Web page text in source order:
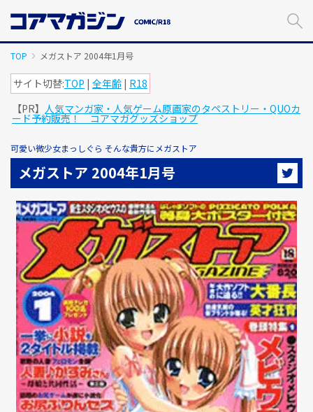
TOP メガストア 2004年1月号
サイト切替:TOP | 全年齢 | R18
【PR】 人気マンガ家・人気ゲーム原画家のタペストリー・QUOカ
ード予約販売！ コアマガグッズショップ
可愛い微少女まっしぐら そんな貴方にメガストア
メガストア 2004年1月号